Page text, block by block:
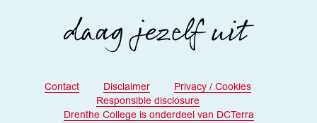
Contact Disclaimer
Privacy / Cookies
Responsible disclosure
Drenthe College is onderdeel van DCTerra